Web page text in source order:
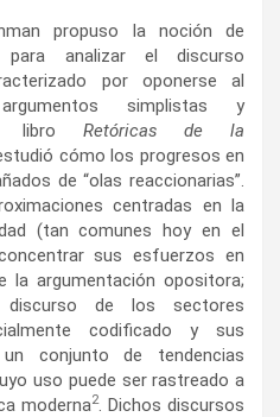
propuso la noción de
para analizar el discurso
por oponerse al
simplistas y
libro Retóricas de la
cómo los progresos en
de “olas reaccionarias”.
centradas en la
(tan comunes hoy en el
sus esfuerzos en
la argumentación opositora;
de los sectores
codificado y sus
conjunto de tendencias
uso puede ser rastreado a
moderna2. Dichos discursos